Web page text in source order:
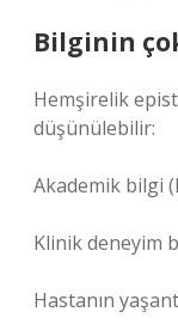
Bilginin
Hemşirelik
düşünülebilir:
Akademik bilgi
Klinik deneyim
Hastanın